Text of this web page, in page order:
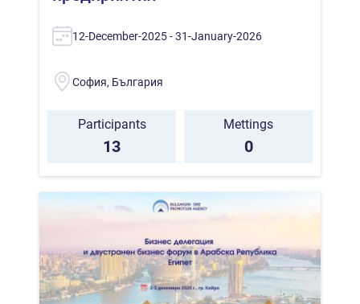
12-December-2025 - 31-January-2026
София, България
Participants
13
Mettings
0